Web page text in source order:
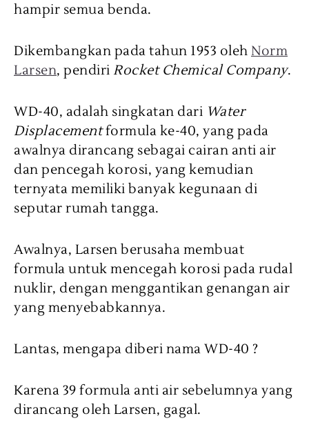
hampir semua benda.
Dikembangkan pada tahun 1953 oleh Norm
Larsen, pendiri Rocket Chemical Company.
WD-40, adalah singkatan dari Water
Displacementformula ke-40, yang pada
awalnya dirancang sebagai cairan anti air
dan pencegah korosi, yang kemudian
ternyata memiliki banyak kegunaan di
seputar rumah tangga.
Awalnya, Larsen berusaha membuat
formula untuk mencegah korosi pada rudal
nuklir, dengan menggantikan genangan air
yang menyebabkannya.
Lantas, mengapa diberi nama WD-40 ?
Karena 39 formula anti air sebelumnya yang
dirancang oleh Larsen, gagal.